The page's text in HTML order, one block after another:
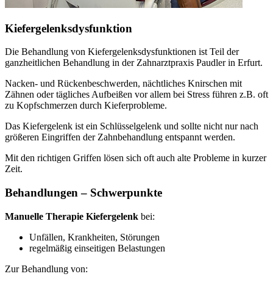
Kiefergelenksdysfunktion
Die Behandlung von Kiefergelenksdysfunktionen ist Teil der
ganzheitlichen Behandlung in der Zahnarztpraxis Paudler in Erfurt.
Nacken- und Rückenbeschwerden, nächtliches Knirschen mit
Zähnen oder tägliches Aufbeißen vor allem bei Stress führen z.B. oft
zu Kopfschmerzen durch Kieferprobleme.
Das Kiefergelenk ist ein Schlüsselgelenk und sollte nicht nur nach
größeren Eingriffen der Zahnbehandlung entspannt werden.
Mit den richtigen Griffen lösen sich oft auch alte Probleme in kurzer
Zeit.
Behandlungen – Schwerpunkte
Manuelle Therapie Kiefergelenk bei:
Unfällen, Krankheiten, Störungen
regelmäßig einseitigen Belastungen
Zur Behandlung von: